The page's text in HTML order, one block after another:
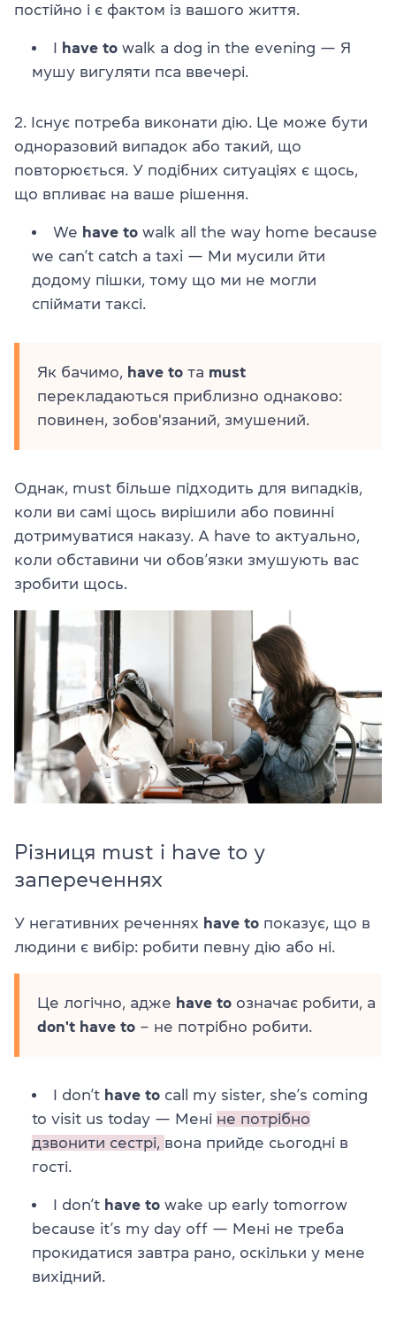
постійно і є фактом із вашого життя.
I have to walk a dog in the evening — Я
мушу вигуляти пса ввечері.
2. Існує потреба виконати дію. Це може бути
одноразовий випадок або такий, що
повторюється. У подібних ситуаціях є щось,
що впливає на ваше рішення.
We have to walk all the way home because
we can’t catch a taxi — Ми мусили йти
додому пішки, тому що ми не могли
спіймати таксі.
Як бачимо, have to та must
перекладаються приблизно однаково:
повинен, зобов'язаний, змушений.
Однак, must більше підходить для випадків,
коли ви самі щось вирішили або повинні
дотримуватися наказу. А have to актуально,
коли обставини чи обов’язки змушують вас
зробити щось.
Різниця must і have to у
запереченнях
У негативних реченнях have to показує, що в
людини є вибір: робити певну дію або ні.
Це логічно, адже have to означає робити, а
don't have to – не потрібно робити.
I don’t have to call my sister, she’s coming
to visit us today — Мені не потрібно
дзвонити сестрі, вона прийде сьогодні в
гості.
I don’t have to wake up early tomorrow
because it’s my day off — Мені не треба
прокидатися завтра рано, оскільки у мене
вихідний.